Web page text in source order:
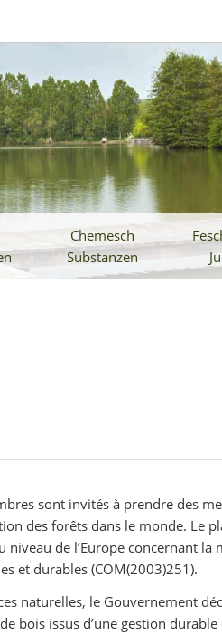
Chemesch
Substanzen
sont invités à prendre des
des forêts dans le monde. Le
de l’Europe concernant
et durables (COM(2003)251).
naturelles, le Gouvernement
bois issus d’une gestion durable